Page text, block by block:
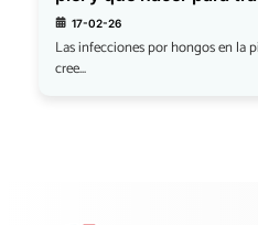
17-02-26
Las infecciones por hongos en la
cree...